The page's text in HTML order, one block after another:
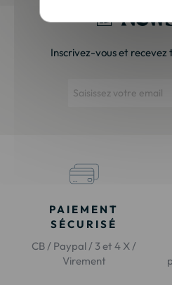
Inscrivez-vous et recevez
PAIEMENT
SÉCURISÉ
CB / Paypal / 3 et 4 X /
Virement